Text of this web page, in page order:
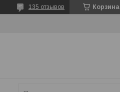
Корзина
135 отзывов